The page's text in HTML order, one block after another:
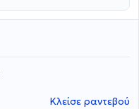
Κλείσε ραντεβού